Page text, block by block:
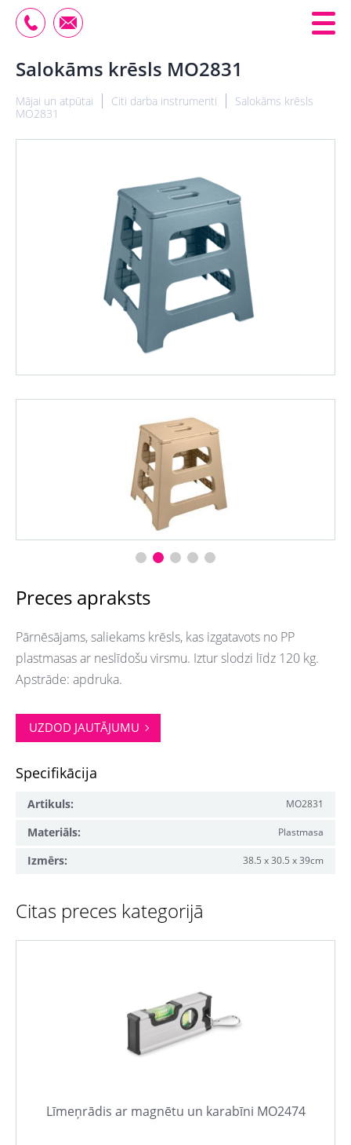
Salokāms krēsls MO2831
Mājai un atpūtai Citi darba instrumenti
Salokāms krēsls
MO2831
Preces apraksts
Pārnēsājams, saliekams krēsls, kas izgatavots no PP
plastmasas ar neslīdošu virsmu. Iztur slodzi līdz 120 kg.
Apstrāde: apdruka.
UZDOD JAUTĀJUMU
Specifikācija
Artikuls: MO2831
Materiāls: Plastmasa
Izmērs: 38.5 x 30.5 x 39cm
Citas preces kategorijā
Līmeņrādis ar magnētu un karabīni MO2474